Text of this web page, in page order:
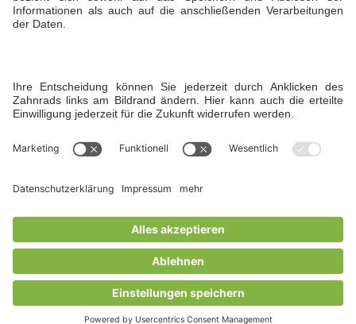
Öffnungszeiten
Winter: Montag bis Freitag von 7:00 bis 22:00
Uhr und am Wochenende bis 19 Uhr
© Copyright 2026 Hofgut Liederbach
Kontakt Karierre
Impressum
Datenschutz
Reit – & Betriebsordnung